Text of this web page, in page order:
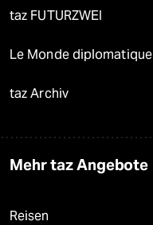
taz FUTURZWEI
Le Monde diplomatique
taz Archiv
Mehr taz Angebote
Reisen